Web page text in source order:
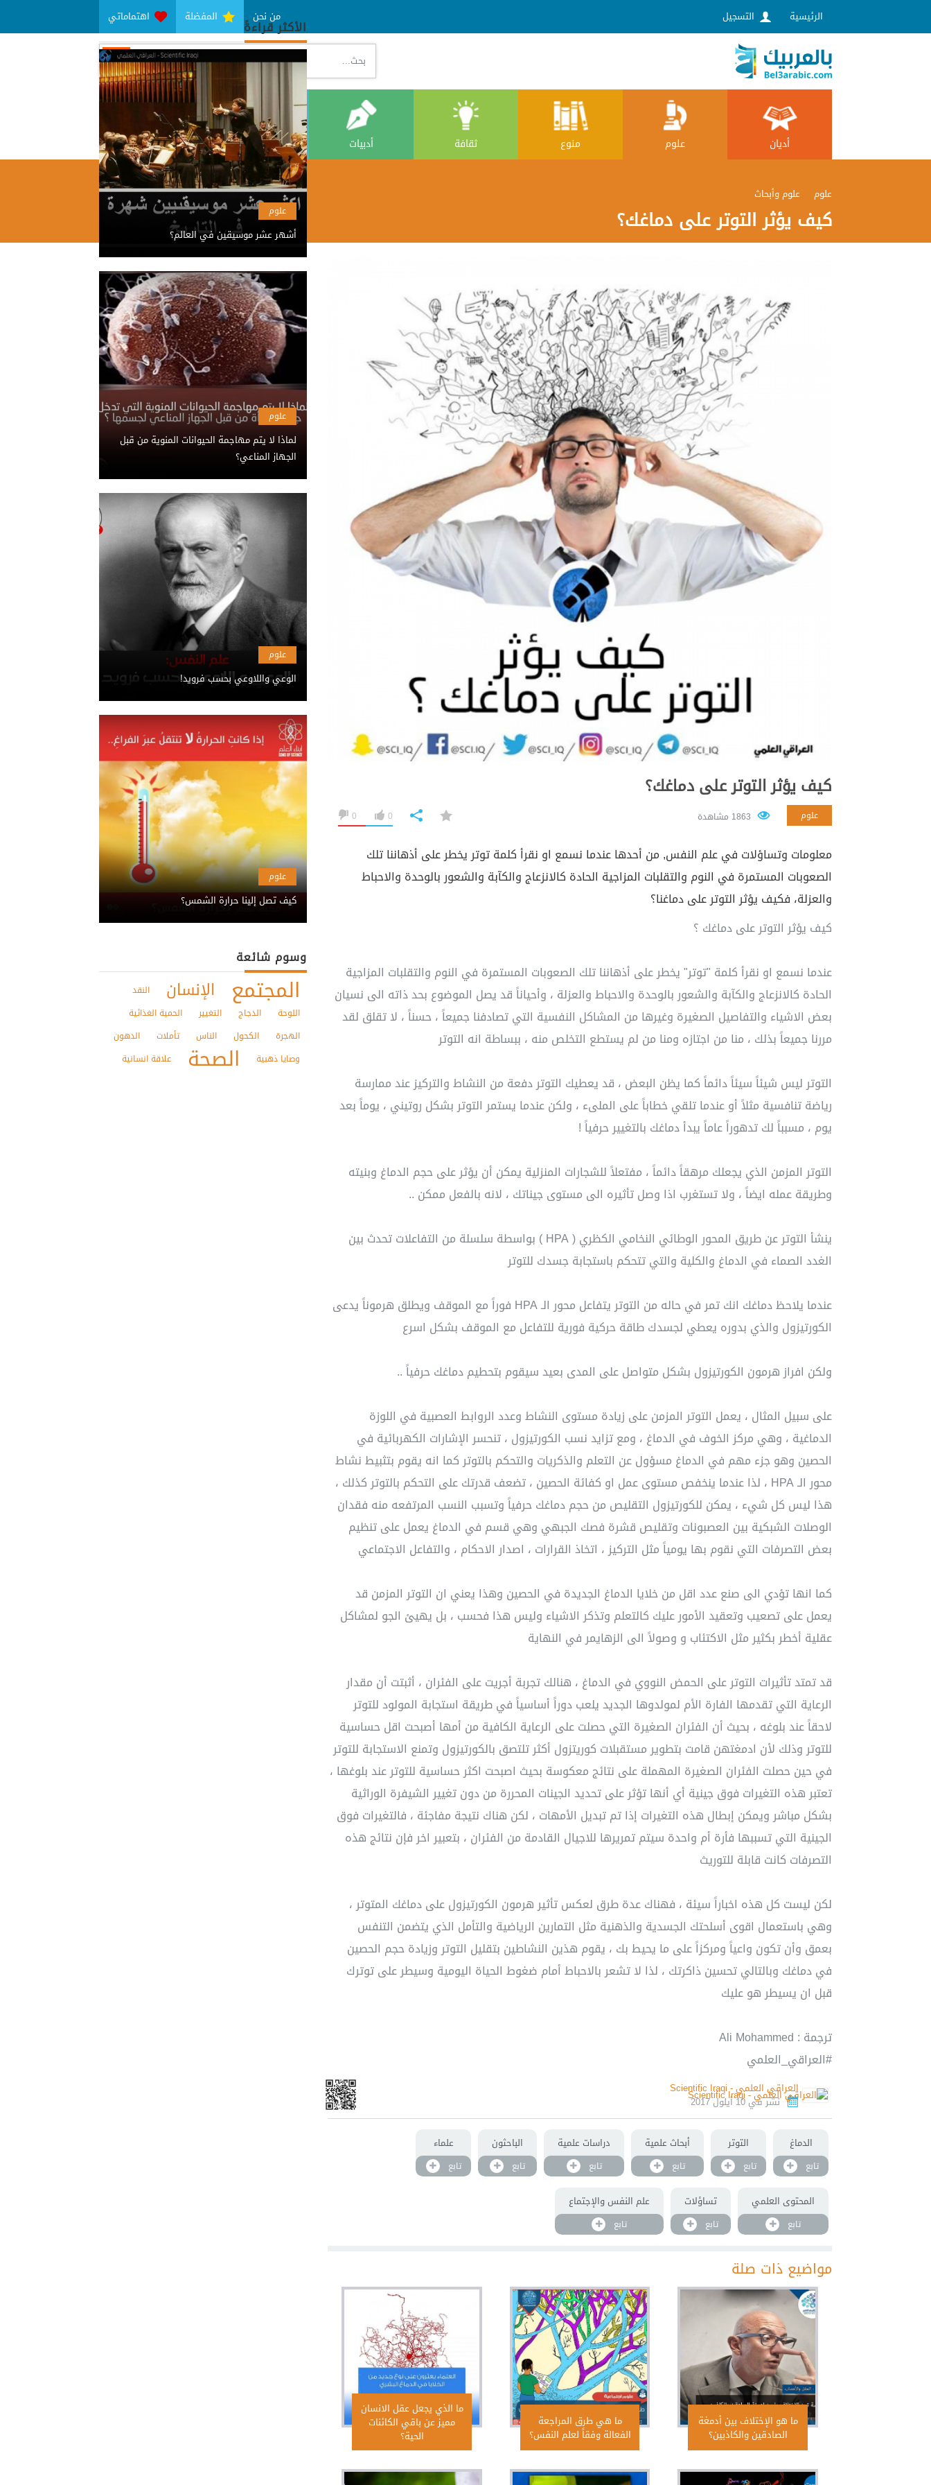
الرئيسية اهتماماتي المفضلة من نحن التسجيل
بحث...
أديان علوم منوع ثقافة أدبيات تاريخ وجغرافيا تقني
علوم علوم وأبحاث
كيف يؤثر التوتر على دماغك؟
كيف يؤثر التوتر على دماغك؟
علوم 0
0
معلومات وتساؤلات في علم النفس, من أحدها عندما نسمع او نقرأ كلمة توتر يخطر على أذهاننا تلك
الصعوبات المستمرة في النوم والتقلبات المزاجية الحادة كالانزعاج والكآبة والشعور بالوحدة والاحباط
والعزلة، فكيف يؤثر التوتر على دماغنا؟
كيف يؤثر التوتر على دماغك ؟
عندما نسمع او نقرأ كلمة "توتر" يخطر على أذهاننا تلك الصعوبات المستمرة في النوم والتقلبات المزاجية
الحادة كالانزعاج والكآبة والشعور بالوحدة والاحباط والعزلة ، وأحياناً قد يصل الموضوع بحد ذاته الى نسيان
بعض الاشياء والتفاصيل الصغيرة وغيرها من المشاكل النفسية التي تصادفنا جميعاً ، حسناً ، لا تقلق لقد
مررنا جميعاً بذلك ، منا من اجتازه ومنا من لم يستطع التخلص منه ، ببساطة انه التوتر
التوتر ليس شيئاً سيئاً دائماً كما يظن البعض ، قد يعطيك التوتر دفعة من النشاط والتركيز عند ممارسة
رياضة تنافسية مثلاً أو عندما تلقي خطاباً على الملىء ، ولكن عندما يستمر التوتر بشكل روتيني ، يوماً بعد
يوم ، مسبباً لك تدهوراً عاماً يبدأ دماغك بالتغيير حرفياً !
التوتر المزمن الذي يجعلك مرهقاً دائماً ، مفتعلاً للشجارات المنزلية يمكن أن يؤثر على حجم الدماغ وبنيته
وطريقة عمله ايضاً ، ولا تستغرب اذا وصل تأثيره الى مستوى جيناتك ، لانه بالفعل ممكن ..
ينشأ التوتر عن طريق المحور الوطائي النخامي الكظري ( HPA ) بواسطة سلسلة من التفاعلات تحدث بين
الغدد الصماء في الدماغ والكلية والتي تتحكم باستجابة جسدك للتوتر
عندما يلاحظ دماغك انك تمر في حاله من التوتر يتفاعل محور الـ HPA فوراً مع الموقف ويطلق هرموناً يدعى
الكورتيزول والذي بدوره يعطي لجسدك طاقة حركية فورية للتفاعل مع الموقف بشكل اسرع
ولكن افراز هرمون الكورتيزول بشكل متواصل على المدى بعيد سيقوم بتحطيم دماغك حرفياً ..
على سبيل المثال ، يعمل التوتر المزمن على زيادة مستوى النشاط وعدد الروابط العصبية في اللوزة
الدماغية ، وهي مركز الخوف في الدماغ ، ومع تزايد نسب الكورتيزول ، تنحسر الإشارات الكهربائية في
الحصين وهو جزء مهم في الدماغ مسؤول عن التعلم والذكريات والتحكم بالتوتر كما انه يقوم بتثبيط نشاط
محور الـ HPA ، لذا عندما ينخفص مستوى عمل او كفائة الحصين ، تضعف قدرتك على التحكم بالتوتر كذلك ،
هذا ليس كل شيء ، يمكن للكورتيزول التقليص من حجم دماغك حرفياً وتسبب النسب المرتفعه منه فقدان
الوصلات الشبكية بين العصبونات وتقليص قشرة فصك الجبهي وهي قسم في الدماغ يعمل على تنظيم
بعض التصرفات التي نقوم بها يومياً مثل التركيز ، اتخاذ القرارات ، اصدار الاحكام ، والتفاعل الاجتماعي
كما انها تؤدي الى صنع عدد اقل من خلايا الدماغ الجديدة في الحصين وهذا يعني ان التوتر المزمن قد
يعمل على تصعيب وتعقيد الأمور عليك كالتعلم وتذكر الاشياء وليس هذا فحسب ، بل يهيئ الجو لمشاكل
عقلية أخطر بكثير مثل الاكتئاب و وصولاً الى الزهايمر في النهاية
قد تمتد تأثيرات التوتر على الحمض النووي في الدماغ ، هنالك تجربة أجريت على الفئران ، أثبتت أن مقدار
الرعاية التي تقدمها الفارة الأم لمولدوها الجديد يلعب دوراً أساسياً في طريقة استجابة المولود للتوتر
لاحقاً عند بلوغه ، بحيث أن الفئران الصغيرة التي حصلت على الرعاية الكافية من أمها أصبحت اقل حساسية
للتوتر وذلك لأن ادمغتهن قامت بتطوير مستقبلات كوريتزول أكثر تلتصق بالكورتيزول وتمنع الاستجابة للتوتر
في حين حصلت الفئران الصغيرة المهملة على نتائج معكوسة بحيث اصبحت اكثر حساسية للتوتر عند بلوغها ،
تعتبر هذه التغيرات فوق جينية أي أنها تؤثر على تحديد الجينات المحررة من دون تغيير الشيفرة الوراثية
بشكل مباشر ويمكن إبطال هذه التغيرات إذا تم تبديل الأمهات ، لكن هناك نتيجة مفاجئة ، فالتغيرات فوق
الجينية التي تسببها فأرة أم واحدة سيتم تمريرها للاجيال القادمة من الفئران ، بتعبير اخر فإن نتائج هذه
التصرفات كانت قابلة للتوريث
لكن ليست كل هذه اخباراً سيئة ، فهناك عدة طرق لعكس تأثير هرمون الكورتيزول على دماغك المتوتر ،
وهي باستعمال اقوى أسلحتك الجسدية والذهنية مثل التمارين الرياضية والتأمل الذي يتضمن التنفس
بعمق وأن تكون واعياً ومركزاً على ما يحيط بك ، يقوم هذين النشاطين بتقليل التوتر وزيادة حجم الحصين
في دماغك وبالتالي تحسين ذاكرتك ، لذا لا تشعر بالاحباط أمام ضغوط الحياة اليومية وسيطر على توترك
قبل ان يسيطر هو عليك
ترجمة : Ali Mohammed
#العراقي_العلمي
العراقي العلمي - Scientific Iraqi
نشر في 10 أيلول 2017
الدماغ
تابع
التوتر
تابع
أبحاث علمية
تابع
دراسات علمية
تابع
الباحثون
تابع
علماء
تابع
المحتوى العلمي
تابع
تساؤلات
تابع
علم النفس والإجتماع
تابع
مواضيع ذات صلة
ما هو الإختلاف بين أدمغة
الصادقين والكاذبين؟
ما هي طرق المراجعة
الفعالة وفقاً لعلم النفس؟
ما الذي يجعل عقل الانسان
مميز عن باقي الكائنات
الحية؟
الأكثر قراءةً
علوم
أشهر عشر موسيقين في العالم؟
علوم
لماذا لا يتم مهاجمة الحيوانات المنوية من قبل
الجهاز المناعي؟
علوم
الوعي واللاوعي بحسب فرويد!
علوم
كيف تصل إلينا حرارة الشمس؟
وسوم شائعة
المجتمع الإنسان
النقد
اللوحة
الدجاج التغيير
الحمية الغذائية
الهجرة
الكحول الناس تأملات
الدهون
وصايا ذهبية
الصحة علاقة انسانية